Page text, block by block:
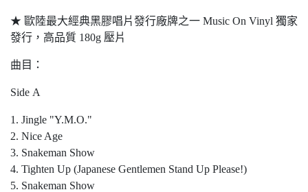
★ 歐陸最大經典黑膠唱片發行廠牌之一 Music On Vinyl 獨家
發行，高品質 180g 壓片
曲目：
Side A
1. Jingle "Y.M.O."
2. Nice Age
3. Snakeman Show
4. Tighten Up (Japanese Gentlemen Stand Up Please!)
5. Snakeman Show